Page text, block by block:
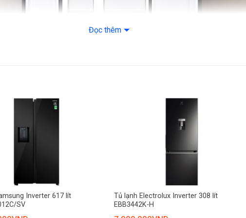
Thông tin lắp đặt
Kích thước – Khối lượng:
Không chỉ giúp giảm chi phí tiền điện hàng tháng, công nghệ này còn
Đọc thêm
Inverter 617 lít
SV
Tủ lạnh Electrolux Inverter 308 lít
EBB3442K-H